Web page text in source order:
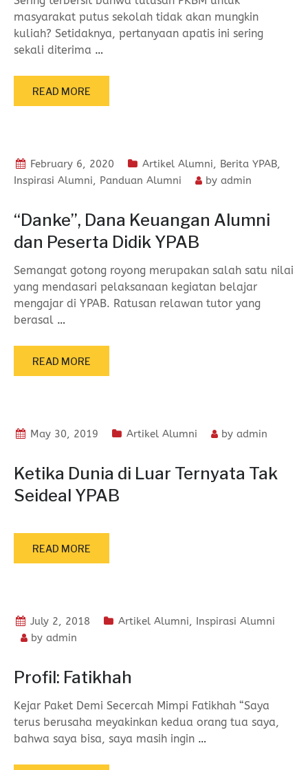
masyarakat putus sekolah tidak akan mungkin
kuliah? Setidaknya, pertanyaan apatis ini sering
sekali diterima …
READ MORE
February 6, 2020 Artikel Alumni, Berita YPAB,
Inspirasi Alumni, Panduan Alumni by admin
“Danke”, Dana Keuangan Alumni
dan Peserta Didik YPAB
Semangat gotong royong merupakan salah satu nilai
yang mendasari pelaksanaan kegiatan belajar
mengajar di YPAB. Ratusan relawan tutor yang
berasal …
READ MORE
May 30, 2019 Artikel Alumni by admin
Ketika Dunia di Luar Ternyata Tak
Seideal YPAB
READ MORE
July 2, 2018 Artikel Alumni, Inspirasi Alumni
by admin
Profil: Fatikhah
Kejar Paket Demi Secercah Mimpi Fatikhah “Saya
terus berusaha meyakinkan kedua orang tua saya,
bahwa saya bisa, saya masih ingin …